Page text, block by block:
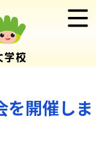
を開催しま